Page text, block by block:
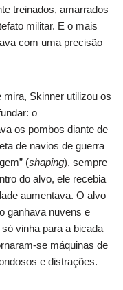
treinados, amarrados
militar. E o mais
com uma precisão
Skinner utilizou os
o
os pombos diante de
de navios de guerra
(shaping), sempre
do alvo, ele recebia
aumentava. O alvo
ganhava nuvens e
vinha para a bicada
se máquinas de
e distrações.